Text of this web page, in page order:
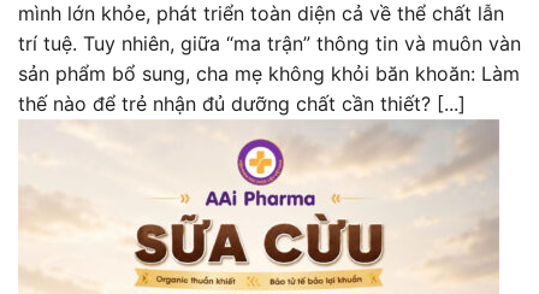
mình lớn khỏe, phát triển toàn diện cả về thể chất lẫn
trí tuệ. Tuy nhiên, giữa “ma trận” thông tin và muôn vàn
sản phẩm bổ sung, cha mẹ không khỏi băn khoăn: Làm
thế nào để trẻ nhận đủ dưỡng chất cần thiết? [...]